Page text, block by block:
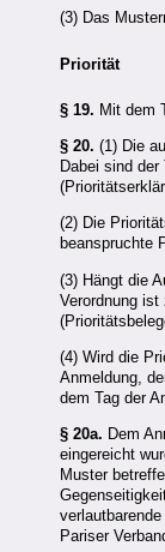
(3) Das
Priorität
§ 19. Mit dem
§ 20. (1) Die
Dabei sind
(2) Die
beanspruchte
(3) Hängt die
Verordnung
(4) Wird die
Anmeldung,
dem Tag der
§ 20a. Dem
eingereicht
Muster
Pariser